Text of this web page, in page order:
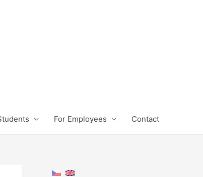
For Employees Contact